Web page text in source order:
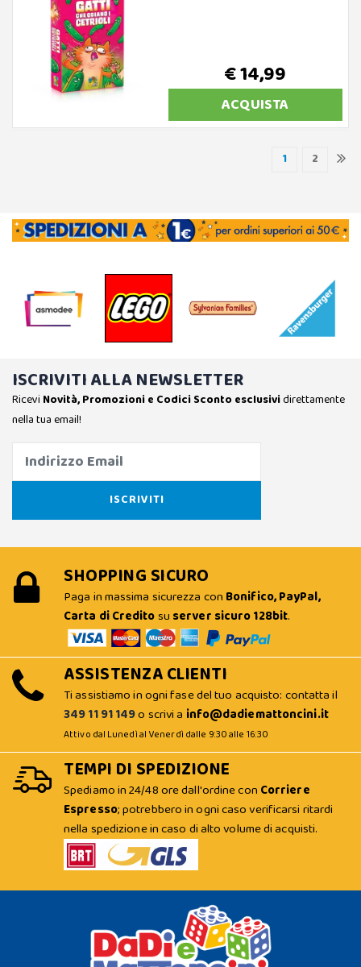
€ 14,99
ACQUISTA
1 2
ISCRIVITI ALLA NEWSLETTER
Ricevi Novità, Promozioni e Codici Sconto esclusividirettamente
nella tua email!
SHOPPING SICURO
Paga in massima sicurezza con Bonifico, PayPal,
Carta di Creditosu server sicuro 128bit.
ASSISTENZA CLIENTI
Ti assistiamo in ogni fase del tuo acquisto: contatta il
349 11 91 149o scrivi a info@dadiemattoncini.it
Attivo dal Lunedì al Venerdì dalle 9:30 alle 16:30
TEMPI DI SPEDIZIONE
Spediamo in 24/48 ore dall'ordine con Corriere
Espresso; potrebbero in ogni caso verificarsi ritardi
nella spedizione in caso di alto volume di acquisti.